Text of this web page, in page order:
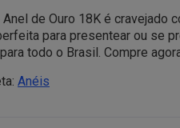
Anel de Ouro 18K é
para presentear ou se
todo o Brasil. Compre
Anéis